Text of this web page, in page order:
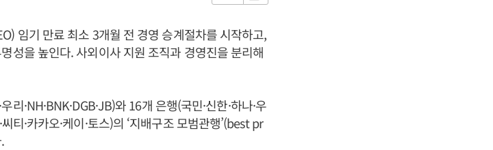
임기 만료 최소 3개월 전 경영 승계절차를 시작하고,
성을 높인다. 사외이사 지원 조직과 경영진을 분리해
리·NH·BNK·DGB·JB)와 16개 은행(국민·신한·하나·우
씨티·카카오·케이·토스)의 ‘지배구조 모범관행’(best pr